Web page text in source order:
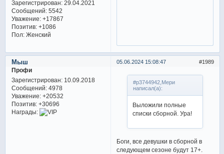
Зарегистрирован: 29.04.2021
Сообщений:5542
Уважение: +17867
Позитив: +1086
Пол:Женский
1989
05.06.2024 15:08:47
Мыш
Профи
Зарегистрирован: 10.09.2018
Сообщений:4978
Уважение: +20532
Позитив: +30696
Награды:
#p3744942,Мери
написал(а):
Выложили полные
списки сборной. Ура!
Боги, все девушки в сборной в
следующем сезоне будут 17+.